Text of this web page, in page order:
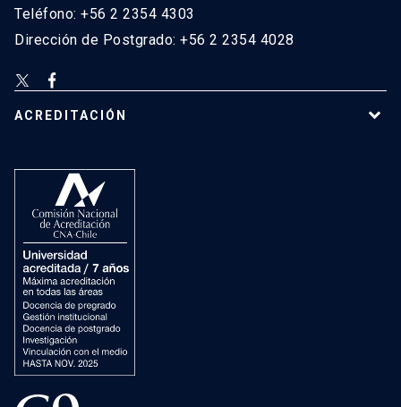
Teléfono: +56 2 2354 4303
Dirección de Postgrado: +56 2 2354 4028
ACREDITACIÓN